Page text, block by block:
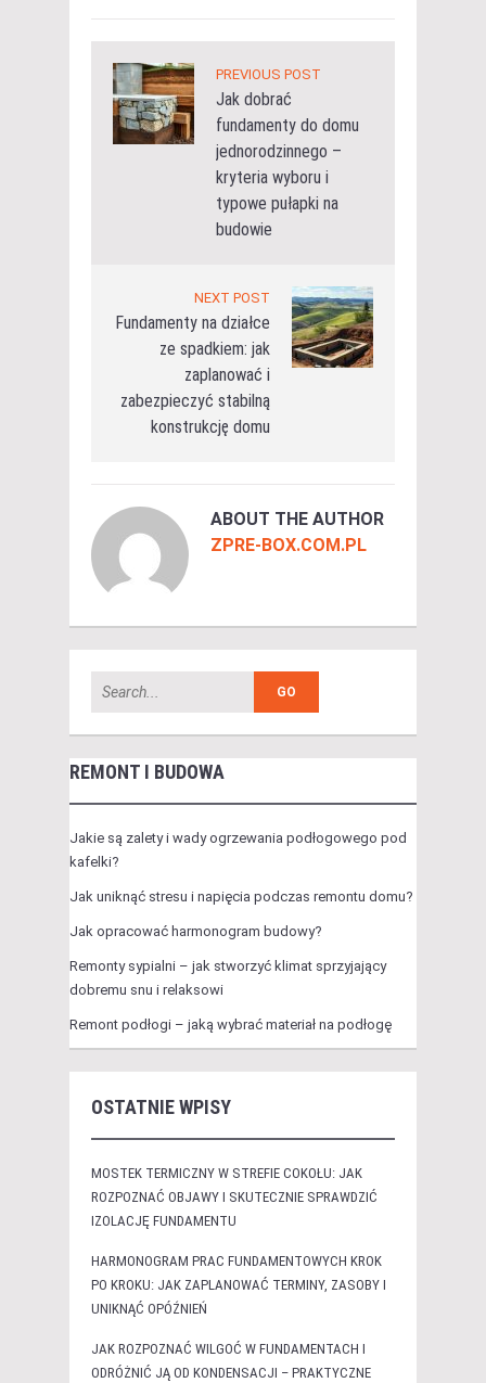
PREVIOUS POST
Jak dobrać
fundamenty do domu
jednorodzinnego –
kryteria wyboru i
typowe pułapki na
budowie
NEXT POST
Fundamenty na działce
ze spadkiem: jak
zaplanować i
zabezpieczyć stabilną
konstrukcję domu
ABOUT THE AUTHOR
ZPRE-BOX.COM.PL
REMONT I BUDOWA
Jakie są zalety i wady ogrzewania podłogowego pod
kafelki?
Jak uniknąć stresu i napięcia podczas remontu domu?
Jak opracować harmonogram budowy?
Remonty sypialni – jak stworzyć klimat sprzyjający
dobremu snu i relaksowi
Remont podłogi – jaką wybrać materiał na podłogę
OSTATNIE WPISY
MOSTEK TERMICZNY W STREFIE COKOŁU: JAK
ROZPOZNAĆ OBJAWY I SKUTECZNIE SPRAWDZIĆ
IZOLACJĘ FUNDAMENTU
HARMONOGRAM PRAC FUNDAMENTOWYCH KROK
PO KROKU: JAK ZAPLANOWAĆ TERMINY, ZASOBY I
UNIKNĄĆ OPÓŹNIEŃ
JAK ROZPOZNAĆ WILGOĆ W FUNDAMENTACH I
ODRÓŻNIĆ JĄ OD KONDENSACJI – PRAKTYCZNE